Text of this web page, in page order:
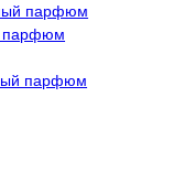
парфюм
парфюм
парфюм